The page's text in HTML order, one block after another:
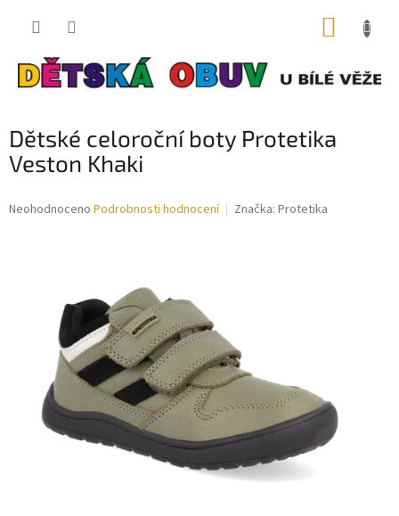
Dětské celoroční boty Protetika
Veston Khaki
Průměrné
hvězdiček.
Neohodnoceno Podrobnosti hodnocení Značka: Protetika